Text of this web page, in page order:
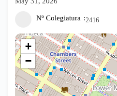
Nº Colegiatura 2416
+
−